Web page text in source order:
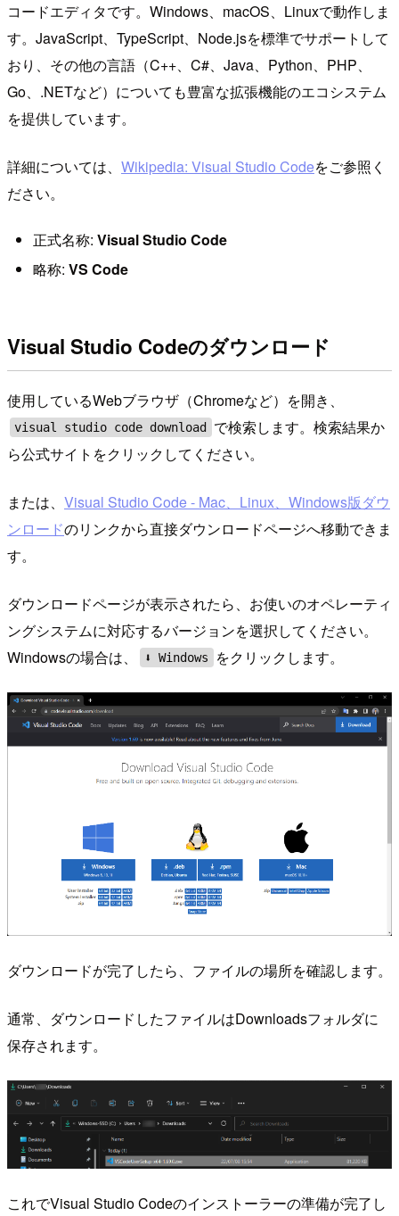
コードエディタです。Windows、macOS、Linuxで動作しま
す。JavaScript、TypeScript、Node.jsを標準でサポートして
おり、その他の言語（C++、C#、Java、Python、PHP、
Go、.NETなど）についても豊富な拡張機能のエコシステム
を提供しています。
詳細については、 Wikipedia: Visual Studio Codeをご参照く
ださい。
正式名称: Visual Studio Code
略称: VS Code
Visual Studio Codeのダウンロード
使用しているWebブラウザ（Chromeなど）を開き、
visual studio code download
で検索します。検索結果か
ら公式サイトをクリックしてください。
または、 Visual Studio Code - Mac、Linux、Windows版ダウ
ンロードのリンクから直接ダウンロードページへ移動できま
す。
ダウンロードページが表示されたら、お使いのオペレーティ
ングシステムに対応するバージョンを選択してください。
Windowsの場合は、
⬇ Windows をクリックします。
ダウンロードが完了したら、ファイルの場所を確認します。
通常、ダウンロードしたファイルはDownloadsフォルダに
保存されます。
これでVisual Studio Codeのインストーラーの準備が完了し